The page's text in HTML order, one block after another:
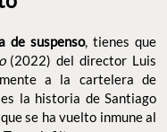
de suspenso, tienes que
(2022) del director Luis
a la cartelera de
la historia de Santiago
se ha vuelto inmune al